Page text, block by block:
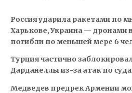
Россия ударила ракетами по
Харькове, Украина — дронами
погибли по меньшей мере 6
Турция частично
Дарданеллы из-за атак по
Медведев предрек Армении